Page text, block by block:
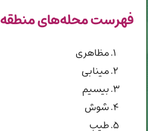
فهرست محله‌های منطقه ۱۵ تهران
مظاهری
مینابی
بیسیم
شوش
طیب